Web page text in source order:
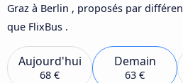
Graz à Berlin , proposés par
que FlixBus .
Aujourd'hui
68 €
Demain
63 €